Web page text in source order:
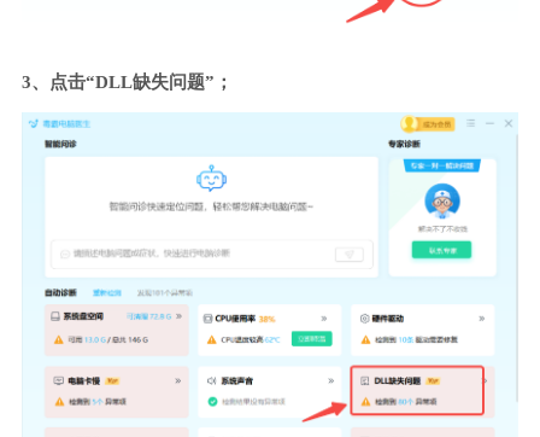
3、点击“DLL缺失问题”；